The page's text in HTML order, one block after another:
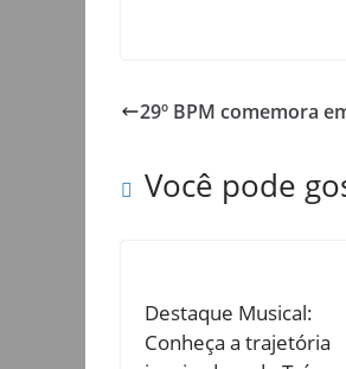
29º BPM comemora
Você pode
Destaque Musical:
Conheça a trajetória